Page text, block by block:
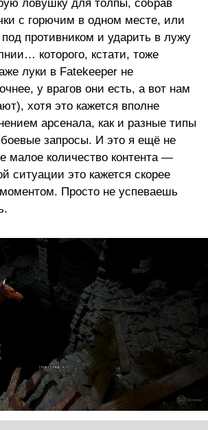
ловушку для толпы, собрав
с горючим в одном месте, или
противником и ударить в лужу
которого, кстати, тоже
луки в Fatekeeper не
у врагов они есть, а вот нам
хотя это кажется вполне
арсенала, как и разные типы
запросы. И это я ещё не
малое количество контента —
ситуации это кажется скорее
Просто не успеваешь